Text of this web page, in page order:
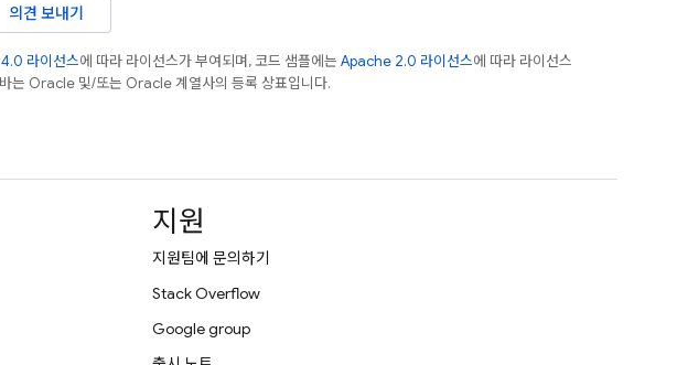
의견 보내기
라이선스에 따라 라이선스가 부여되며, 코드 샘플에는 Apache 2.0 라이선스에 따라 라이선스
는 Oracle 및/또는 Oracle 계열사의 등록 상표입니다.
지원
지원팀에 문의하기
Stack Overflow
Google group